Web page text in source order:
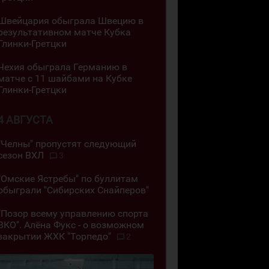
обыграла Швецию в
матче Кубка
Гретцки
обыграла Германию в
с 11 шайбами на Кубке
Гретцки
АВГУСТА
пропустят следующий
ВХЛ
3
Ястребы" по буллитам
"Сибирских Снайперов"
всему управлению спорта
Алёна Фукс - о возможном
ЖХК "Торпедо"
2